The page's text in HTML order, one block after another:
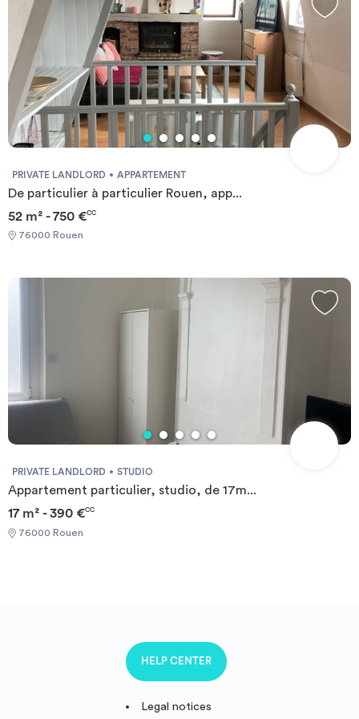
dans les charges. Cet appartement est actuellement libre. Les
informations sur les risques auxquels ce bien est exposé sont
disponibles sur le site Géorisque : https://www.georisques.gouv.fr
PRIVATE LANDLORD APPARTEMENT
De particulier à particulier Rouen, app...
52 m² - 750 €CC
76000 Rouen
PRIVATE LANDLORD STUDIO
Appartement particulier, studio, de 17m...
17 m² - 390 €CC
76000 Rouen
Legal notices
HELP CENTER